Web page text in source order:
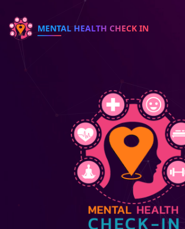
MENTAL HEALTH CHECK IN